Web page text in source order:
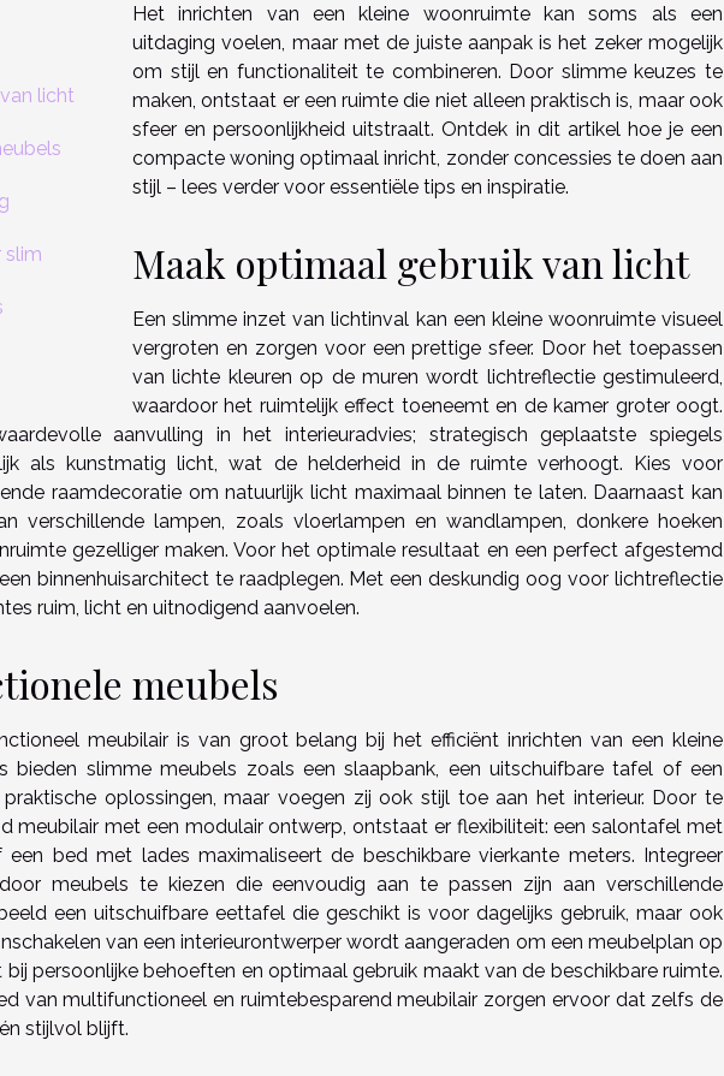
licht
slim
Het inrichten van een kleine woonruimte kan soms als een
uitdaging voelen, maar met de juiste aanpak is het zeker mogelijk
om stijl en functionaliteit te combineren. Door slimme keuzes te
maken, ontstaat er een ruimte die niet alleen praktisch is, maar ook
sfeer en persoonlijkheid uitstraalt. Ontdek in dit artikel hoe je een
compacte woning optimaal inricht, zonder concessies te doen aan
stijl – lees verder voor essentiële tips en inspiratie.
Maak optimaal gebruik van licht
Een slimme inzet van lichtinval kan een kleine woonruimte visueel
vergroten en zorgen voor een prettige sfeer. Door het toepassen
van lichte kleuren op de muren wordt lichtreflectie gestimuleerd,
waardoor het ruimtelijk effect toeneemt en de kamer groter oogt.
aanvulling in het interieuradvies; strategisch geplaatste spiegels
als kunstmatig licht, wat de helderheid in de ruimte verhoogt. Kies voor
raamdecoratie om natuurlijk licht maximaal binnen te laten. Daarnaast kan
verschillende lampen, zoals vloerlampen en wandlampen, donkere hoeken
gezelliger maken. Voor het optimale resultaat en een perfect afgestemd
binnenhuisarchitect te raadplegen. Met een deskundig oog voor lichtreflectie
ruim, licht en uitnodigend aanvoelen.
meubels
meubilair is van groot belang bij het efficiënt inrichten van een kleine
bieden slimme meubels zoals een slaapbank, een uitschuifbare tafel of een
oplossingen, maar voegen zij ook stijl toe aan het interieur. Door te
meubilair met een modulair ontwerp, ontstaat er flexibiliteit: een salontafel met
bed met lades maximaliseert de beschikbare vierkante meters. Integreer
meubels te kiezen die eenvoudig aan te passen zijn aan verschillende
een uitschuifbare eettafel die geschikt is voor dagelijks gebruik, maar ook
van een interieurontwerper wordt aangeraden om een meubelplan op
persoonlijke behoeften en optimaal gebruik maakt van de beschikbare ruimte.
van multifunctioneel en ruimtebesparend meubilair zorgen ervoor dat zelfs de
stijlvol blijft.